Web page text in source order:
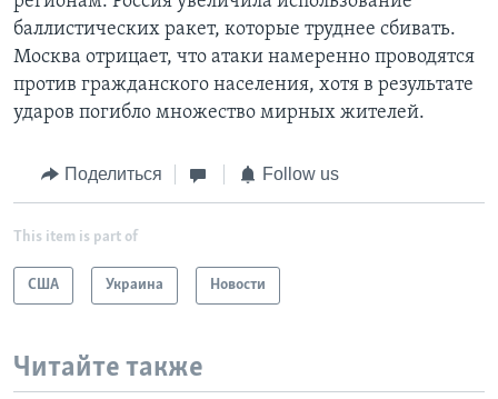
баллистических ракет, которые труднее сбивать.
Москва отрицает, что атаки намеренно проводятся
против гражданского населения, хотя в результате
ударов погибло множество мирных жителей.
Поделиться Follow us
This item is part of
США Украина Новости
Читайте также